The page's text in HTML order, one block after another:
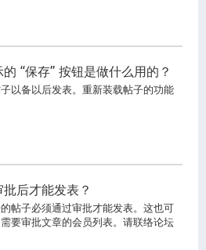
“保存” 按钮是做什么用的？
以备以后发表。重新装载帖子的功能
后才能发表？
帖子必须通过审批才能发表。这也可
要审批文章的会员列表。请联络论坛